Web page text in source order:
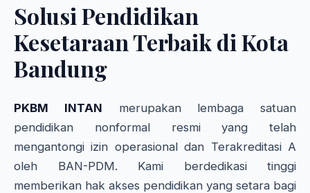
Solusi Pendidikan
Kesetaraan Terbaik di Kota
Bandung
PKBM INTAN merupakan lembaga satuan
pendidikan nonformal resmi yang telah
mengantongi izin operasional dan Terakreditasi A
oleh BAN-PDM. Kami berdedikasi tinggi
memberikan hak akses pendidikan yang setara bagi